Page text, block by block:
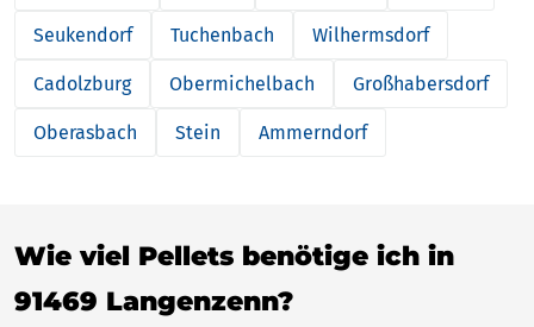
Seukendorf Tuchenbach Wilhermsdorf
Cadolzburg Obermichelbach Großhabersdorf
Oberasbach Stein Ammerndorf
Wie viel Pellets benötige ich in
91469 Langenzenn?